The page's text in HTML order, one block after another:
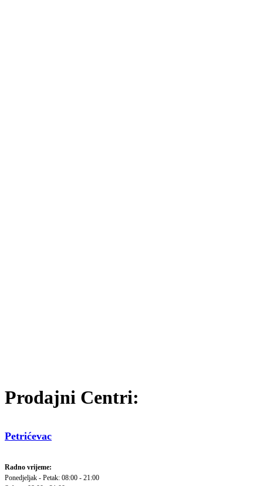
Prodajni Centri:
Petrićevac
Radno vrijeme:
Ponedjeljak - Petak: 08:00 - 21:00